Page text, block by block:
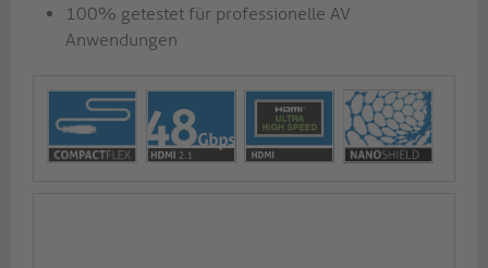
100% getestet für professionelle AV
Anwendungen